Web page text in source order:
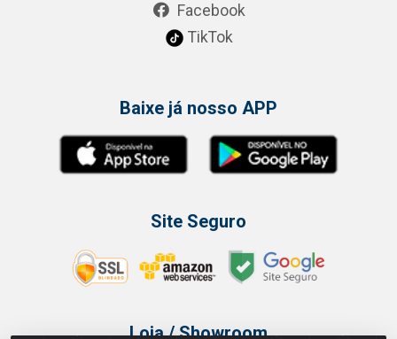
Facebook
TikTok
Baixe já nosso APP
Site Seguro
Loja / Showroom